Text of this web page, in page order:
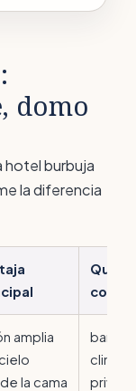
domo
hotel burbuja
la diferencia
Qué
amplia
la cama
baño